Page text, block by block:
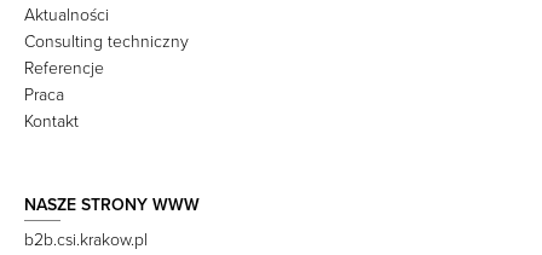
Aktualności
Consulting techniczny
Referencje
Praca
Kontakt
NASZE STRONY WWW
b2b.csi.krakow.pl